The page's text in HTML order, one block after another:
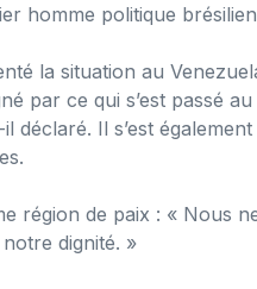
homme politique
la situation au
par ce qui s’est passé
déclaré. Il s’est
région de paix : « Nous
dignité. »